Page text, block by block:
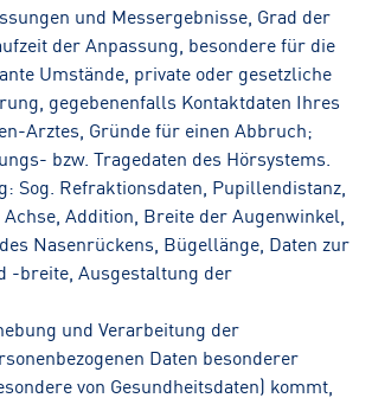
und Messergebnisse, Grad der
der Anpassung, besondere für die
Umstände, private oder gesetzliche
gegebenenfalls Kontaktdaten Ihres
Arztes, Gründe für einen Abbruch;
bzw. Tragedaten des Hörsystems.
Sog. Refraktionsdaten, Pupillendistanz,
Addition, Breite der Augenwinkel,
Nasenrückens, Bügellänge, Daten zur
-breite, Ausgestaltung der
und Verarbeitung der
Daten besonderer
von Gesundheitsdaten) kommt,